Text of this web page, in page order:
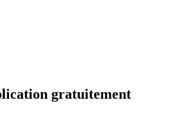
gratuitement